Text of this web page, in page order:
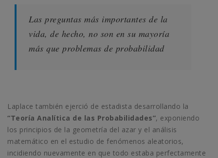
Las preguntas más importantes de la
vida, de hecho, no son en su mayoría
más que problemas de probabilidad
Laplace también ejerció de estadista desarrollando la
“Teoría Analítica de las Probabilidades”, exponiendo
los principios de la geometría del azar y el análisis
matemático en el estudio de fenómenos aleatorios,
incidiendo nuevamente en que todo estaba perfectamente